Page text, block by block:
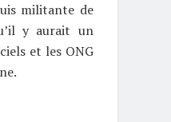
militante de
y aurait un
et les ONG